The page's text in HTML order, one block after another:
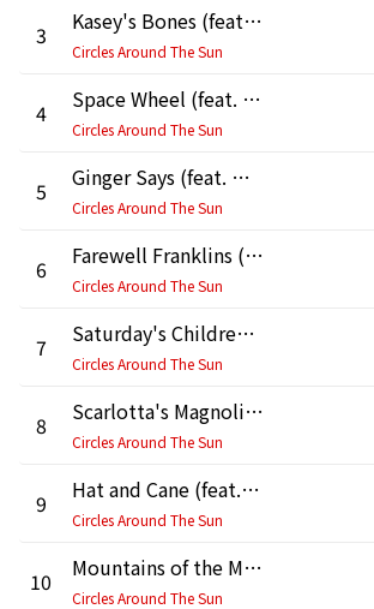
3 Kasey's Bones (feat. Neal Casal) [Edit]
Circles Around The Sun
4 Space Wheel (feat. Neal Casal)
Circles Around The Sun
5 Ginger Says (feat. Neal Casal)
Circles Around The Sun
6 Farewell Franklins (feat. Neal Casal)
Circles Around The Sun
7 Saturday's Children (feat. Neal Casal)
Circles Around The Sun
8 Scarlotta's Magnolias (feat. Neal Casal)
Circles Around The Sun
9 Hat and Cane (feat. Neal Casal)
Circles Around The Sun
10 Mountains of the Moon (feat. Neal Casal)
Circles Around The Sun